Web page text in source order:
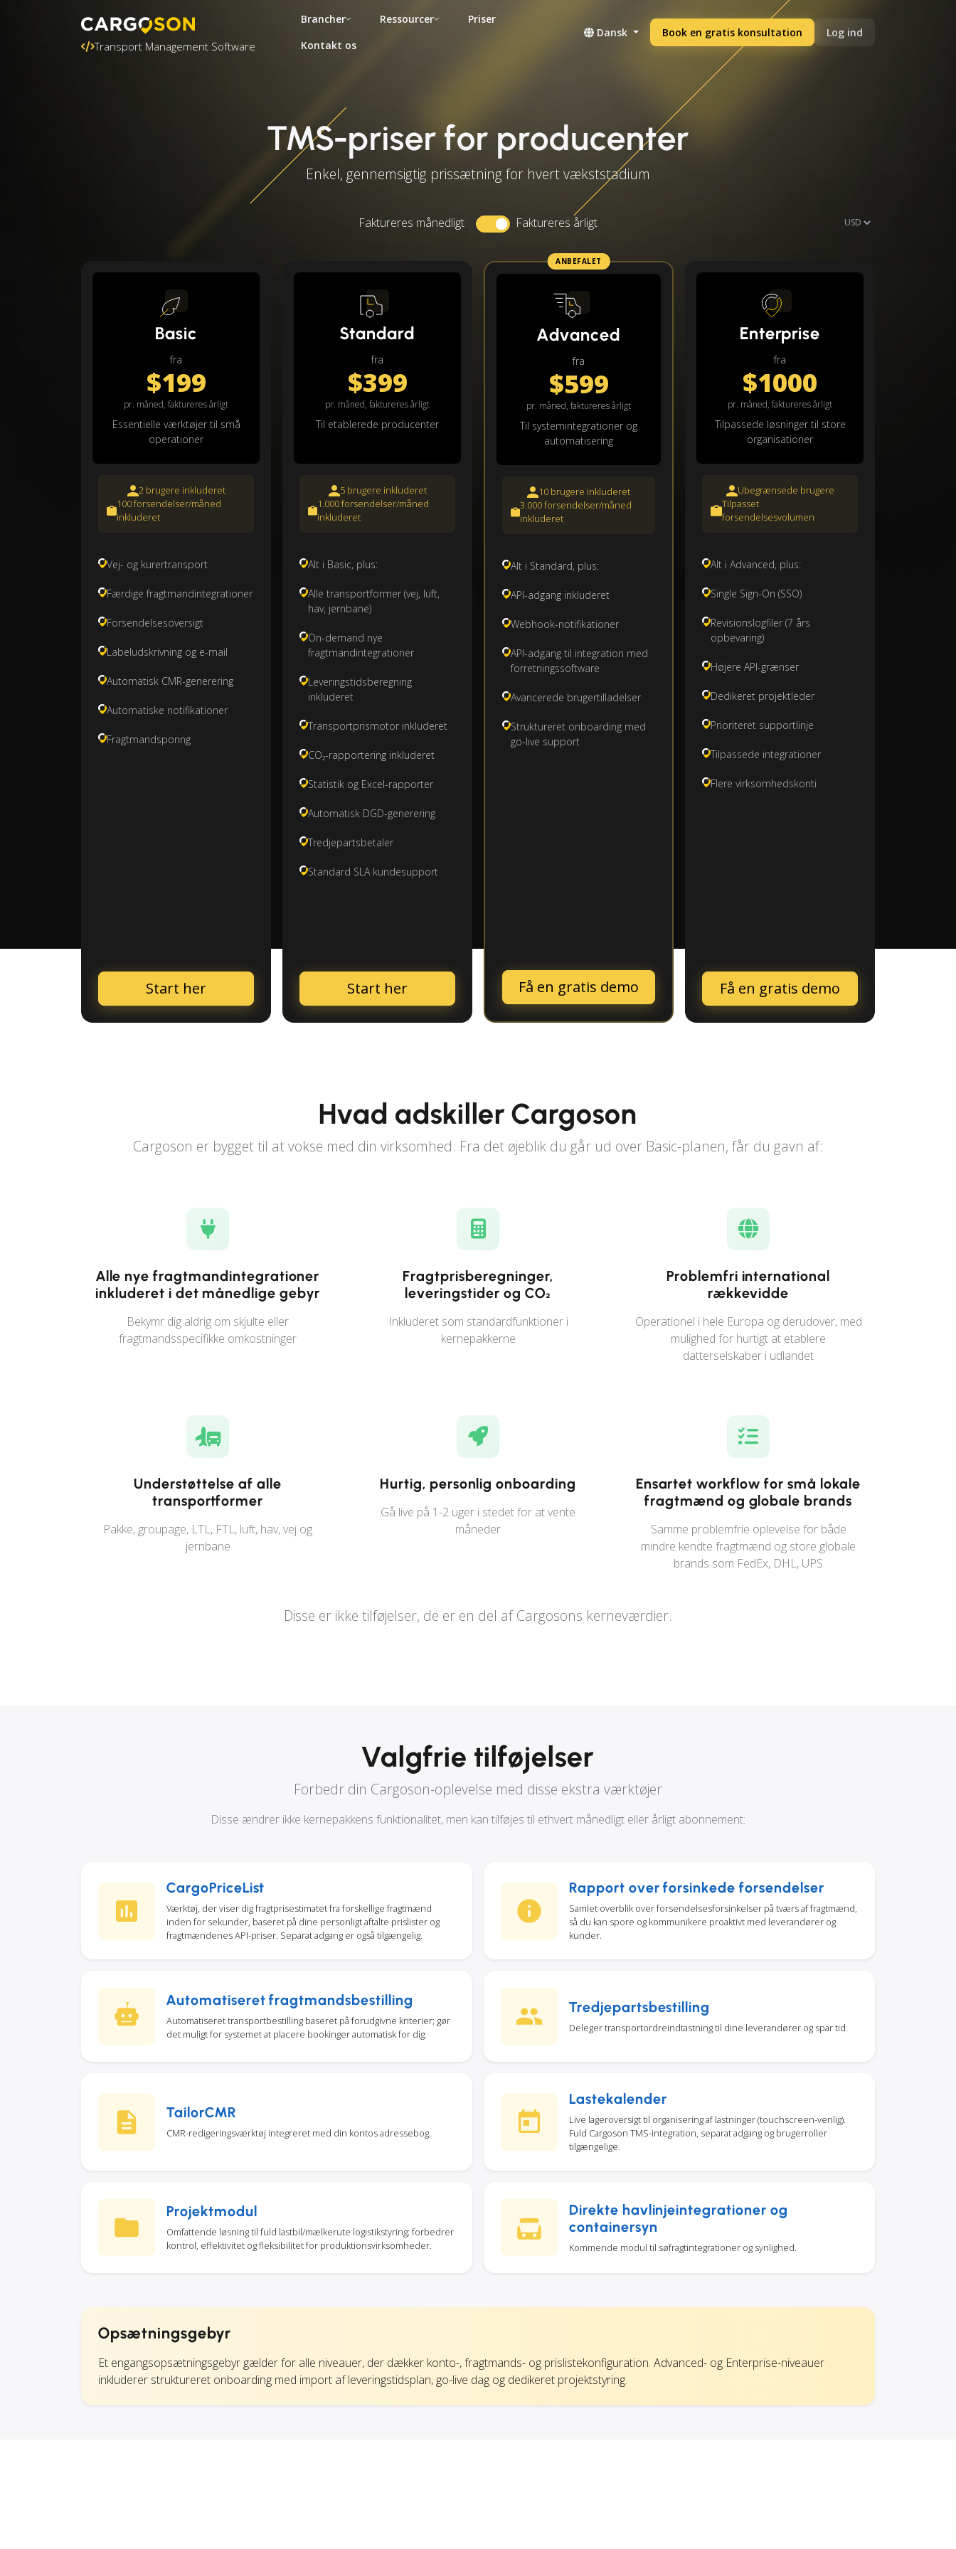
Transport Management Software
Brancher Ressourcer
Priser
Kontakt os
Dansk Book en gratis konsultation Log ind
TMS-priser for producenter
Enkel, gennemsigtig prissætning for hvert vækststadium
Faktureres månedligt Faktureres årligt
Basic
fra
$199
pr. måned, faktureres årligt
Essentielle værktøjer til små
operationer
2 brugere inkluderet
100 forsendelser/måned
inkluderet
Vej- og kurertransport
Færdige fragtmandintegrationer
Forsendelsesoversigt
Labeludskrivning og e-mail
Automatisk CMR-generering
Automatiske notifikationer
Fragtmandsporing
Start her
Standard
fra
$399
pr. måned, faktureres årligt
Til etablerede producenter
5 brugere inkluderet
1.000 forsendelser/måned
inkluderet
Alt i Basic, plus:
Alle transportformer (vej, luft,
hav, jernbane)
On-demand nye
fragtmandintegrationer
Leveringstidsberegning
inkluderet
Transportprismotor inkluderet
CO₂-rapportering inkluderet
Statistik og Excel-rapporter
Automatisk DGD-generering
Tredjepartsbetaler
Standard SLA kundesupport
Start her
ANBEFALET
Advanced
fra
$599
pr. måned, faktureres årligt
Til systemintegrationer og
automatisering
10 brugere inkluderet
3.000 forsendelser/måned
inkluderet
Alt i Standard, plus:
API-adgang inkluderet
Webhook-notifikationer
API-adgang til integration med
forretningssoftware
Avancerede brugertilladelser
Struktureret onboarding med
go-live support
Få en gratis demo
Enterprise
fra
$1000
pr. måned, faktureres årligt
Tilpassede løsninger til store
organisationer
Ubegrænsede brugere
Tilpasset
forsendelsesvolumen
Alt i Advanced, plus:
Single Sign-On (SSO)
Revisionslogfiler (7 års
opbevaring)
Højere API-grænser
Dedikeret projektleder
Prioriteret supportlinje
Tilpassede integrationer
Flere virksomhedskonti
Få en gratis demo
Hvad adskiller Cargoson
Cargoson er bygget til at vokse med din virksomhed. Fra det øjeblik du går ud over Basic-planen, får du gavn af:
Alle nye fragtmandintegrationer
inkluderet i det månedlige gebyr
Bekymr dig aldrig om skjulte eller
fragtmandsspecifikke omkostninger
Fragtprisberegninger,
leveringstider og CO₂
Inkluderet som standardfunktioner i
kernepakkerne
Problemfri international
rækkevidde
Operationel i hele Europa og derudover, med
mulighed for hurtigt at etablere
datterselskaber i udlandet
Understøttelse af alle
transportformer
Pakke, groupage, LTL, FTL, luft, hav, vej og
jernbane
Hurtig, personlig onboarding
Gå live på 1-2 uger i stedet for at vente
måneder
Ensartet workflow for små lokale
fragtmænd og globale brands
Samme problemfrie oplevelse for både
mindre kendte fragtmænd og store globale
brands som FedEx, DHL, UPS
Disse er ikke tilføjelser, de er en del af Cargosons kerneværdier.
Valgfrie tilføjelser
Forbedr din Cargoson-oplevelse med disse ekstra værktøjer
Disse ændrer ikke kernepakkens funktionalitet, men kan tilføjes til ethvert månedligt eller årligt abonnement:
CargoPriceList
Værktøj, der viser dig fragtprisestimatet fra forskellige fragtmænd
inden for sekunder, baseret på dine personligt aftalte prislister og
fragtmændenes API-priser. Separat adgang er også tilgængelig.
Rapport over forsinkede forsendelser
Samlet overblik over forsendelsesforsinkelser på tværs af fragtmænd,
så du kan spore og kommunikere proaktivt med leverandører og
kunder.
Automatiseret fragtmandsbestilling
Automatiseret transportbestilling baseret på forudgivne kriterier; gør
det muligt for systemet at placere bookinger automatisk for dig.
Tredjepartsbestilling
Deleger transportordreindtastning til dine leverandører og spar tid.
TailorCMR
CMR-redigeringsværktøj integreret med din kontos adressebog.
Lastekalender
Live lageroversigt til organisering af lastninger (touchscreen-venlig).
Fuld Cargoson TMS-integration, separat adgang og brugerroller
tilgængelige.
Projektmodul
Omfattende løsning til fuld lastbil/mælkerute logistikstyring; forbedrer
kontrol, effektivitet og fleksibilitet for produktionsvirksomheder.
Direkte havlinjeintegrationer og
containersyn
Kommende modul til søfragtintegrationer og synlighed.
Opsætningsgebyr
Et engangsopsætningsgebyr gælder for alle niveauer, der dækker konto-, fragtmands- og prislistekonfiguration. Advanced- og Enterprise-niveauer
inkluderer struktureret onboarding med import af leveringstidsplan, go-live dag og dedikeret projektstyring.